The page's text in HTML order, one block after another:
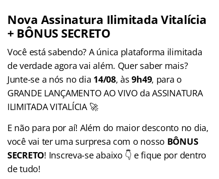
Nova Assinatura Ilimitada Vitalícia
+ BÔNUS SECRETO
Você está sabendo? A única plataforma ilimitada
de verdade agora vai além. Quer saber mais?
Junte-se a nós no dia 14/08, às9h49, para o
GRANDE LANÇAMENTO AO VIVO da ASSINATURA
ILIMITADA VITALÍCIA 🚀
E não para por aí! Além do maior desconto no dia,
você vai ter uma surpresa com o nosso BÔNUS
SECRETO! Inscreva-se abaixo 👇 e fique por dentro
de tudo!